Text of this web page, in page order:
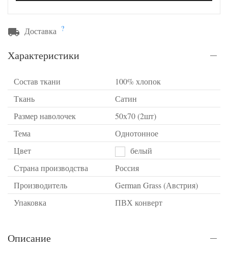
Доставка ?
Характеристики
Состав ткани
100% хлопок
Ткань
Сатин
Размер наволочек
50х70 (2шт)
Тема
Однотонное
Цвет
белый
Страна производства
Россия
Производитель
German Grass (Австрия)
Упаковка
ПВХ конверт
Описание